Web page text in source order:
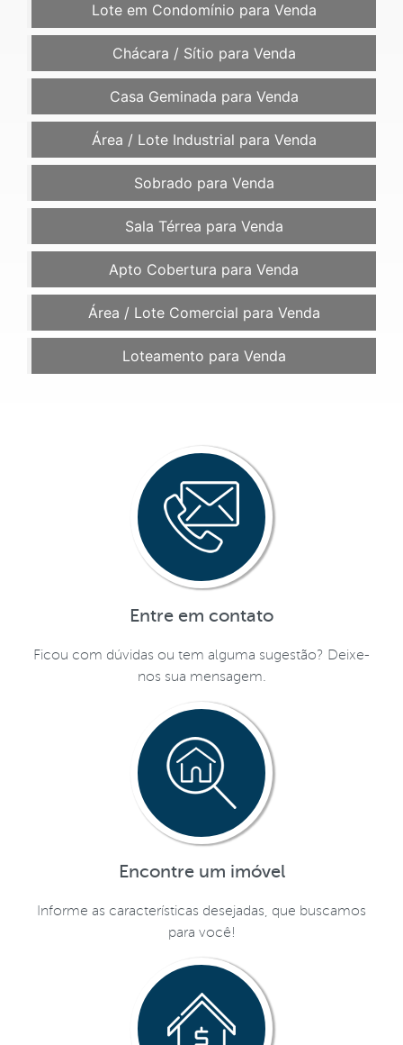
Lote em Condomínio para Venda
Chácara / Sítio para Venda
Casa Geminada para Venda
Área / Lote Industrial para Venda
Sobrado para Venda
Sala Térrea para Venda
Apto Cobertura para Venda
Área / Lote Comercial para Venda
Loteamento para Venda
Entre em contato
Ficou com dúvidas ou tem alguma sugestão? Deixe-
nos sua mensagem.
Encontre um imóvel
Informe as características desejadas, que buscamos
para você!